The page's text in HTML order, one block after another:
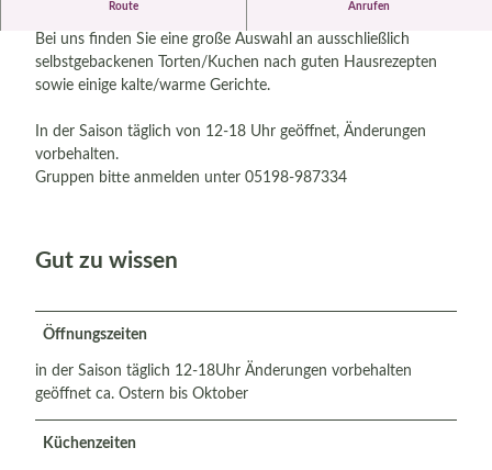
Route Anrufen
Hofcafé Bockelmann
Bei uns finden Sie eine große Auswahl an ausschließlich
selbstgebackenen Torten/Kuchen nach guten Hausrezepten
sowie einige kalte/warme Gerichte.
In der Saison täglich von 12-18 Uhr geöffnet, Änderungen
vorbehalten.
Gruppen bitte anmelden unter 05198-987334
Gut zu wissen
Öffnungszeiten
in der Saison täglich 12-18Uhr Änderungen vorbehalten
geöffnet ca. Ostern bis Oktober
Küchenzeiten